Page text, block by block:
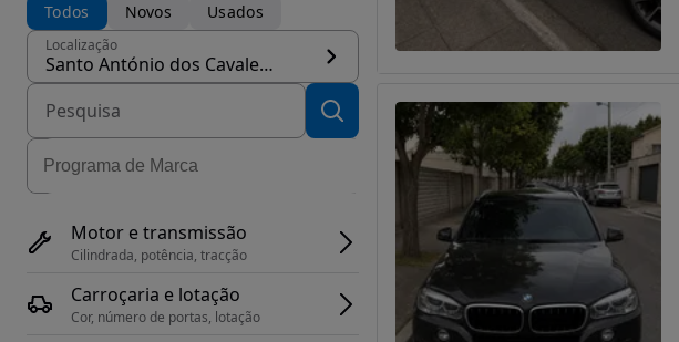
Todos
Novos Usados
Localização
Santo António dos Cavaleiros e Frielas, concelho Loures
Motor e transmissão
Cilindrada, potência, tracção
Carroçaria e lotação
Cor, número de portas, lotação